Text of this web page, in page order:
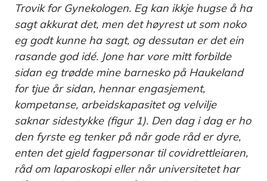
Trovik for Gynekologen. Eg kan ikkje hugse å ha
sagt akkurat det, men det høyrest ut som noko
eg godt kunne ha sagt, og dessutan er det ein
rasande god idé. Jone har vore mitt forbilde
sidan eg trødde mine barnesko på Haukeland
for tjue år sidan, hennar engasjement,
kompetanse, arbeidskapasitet og velvilje
saknar sidestykke (figur 1). Den dag i dag er ho
den fyrste eg tenker på når gode råd er dyre,
enten det gjeld fagpersonar til covidrettleiaren,
råd om laparoskopi eller når universitetet har